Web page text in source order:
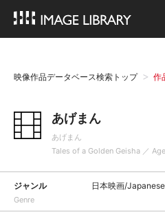
映像作品データベース検索トップ 作
あげまん
あげまん
Tales of a Golden Geisha ／
ジャンル
Genre
日本映画/